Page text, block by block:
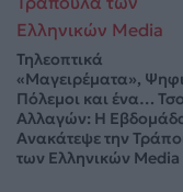
Τηλεοπτικά
«Μαγειρέματα»,
Πόλεμοι και ένα…
Αλλαγών: Η
Ανακάτεψε την
των Ελληνικών Media